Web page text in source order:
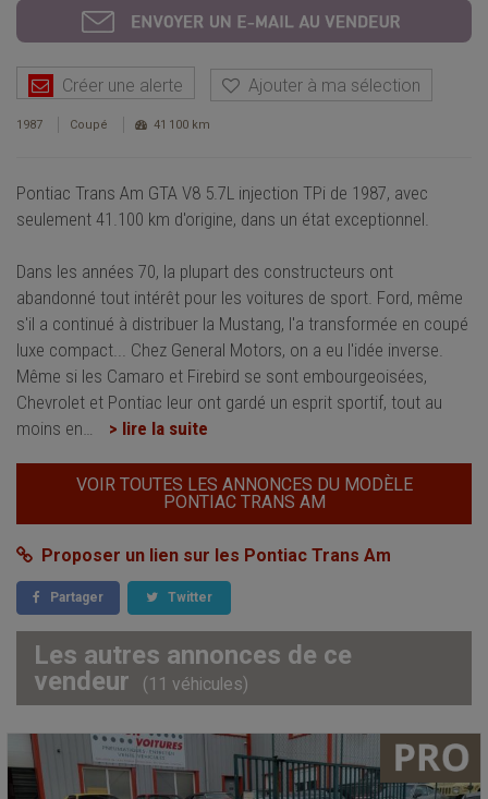
Créer une alerte Ajouter à ma sélection
1987 Coupé 41 100 km
Pontiac Trans Am GTA V8 5.7L injection TPi de 1987, avec
seulement 41.100 km d'origine, dans un état exceptionnel.
Dans les années 70, la plupart des constructeurs ont
abandonné tout intérêt pour les voitures de sport. Ford, même
s'il a continué à distribuer la Mustang, l'a transformée en coupé
luxe compact... Chez General Motors, on a eu l'idée inverse.
Même si les Camaro et Firebird se sont embourgeoisées,
Chevrolet et Pontiac leur ont gardé un esprit sportif, tout au
moins en
> lire la suite
VOIR TOUTES LES ANNONCES DU MODÈLE
PONTIAC TRANS AM
Proposer un lien sur les Pontiac Trans Am
Partager Twitter
Les autres annonces de ce
vendeur
(11 véhicules)